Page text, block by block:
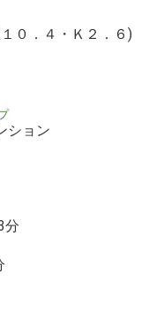
０．４・Ｋ２．６)
ション
分